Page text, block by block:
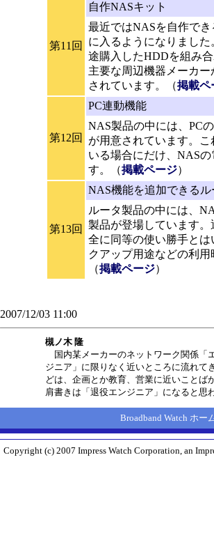
第11回
自作NASキット
最近ではNASを自作で
に入るようになりまし
途購入したHDDを組み
主要な周辺機器メーカ
されています。（掲載ペ
第12回
PC連動機能
NAS製品の中には、PC
が用意されています。
いる場合にだけ、NAS
す。（掲載ページ）
第13回
NAS機能を追加できるル
ルータ製品の中には、
製品が登場しています
全に同等の使い勝手と
クアップ用途などの利
（掲載ページ）
2007/12/03 11:00
槻ノ木 隆
国内某メーカーのネットワーク関係「
ジニア」に限りなく近いところに流れて
どは、企画とか教育、営業に近いことば
肩書きは「退役エンジニア」になると思
Broadband Watch ホー
Copyright (c) 2007 Impress Watch Corporation, an